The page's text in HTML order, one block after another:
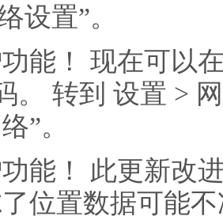
设置”。
！ 现在可以在
。 转到 设置 >
”。
！ 此更新改进
位置数据可能